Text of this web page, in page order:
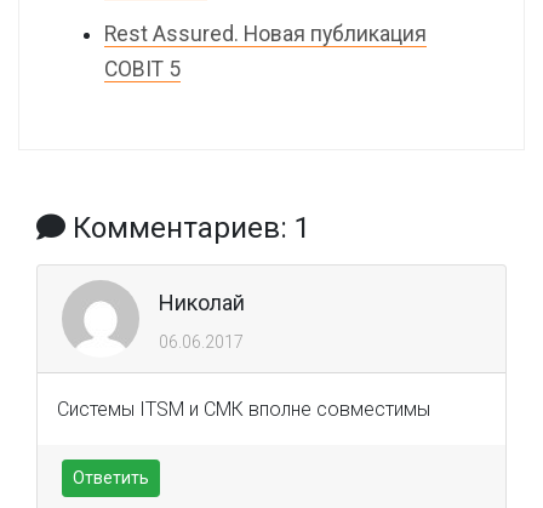
Rest Assured. Новая публикация
COBIT 5
Комментариев: 1
Николай
06.06.2017
Системы ITSM и СМК вполне совместимы
Ответить